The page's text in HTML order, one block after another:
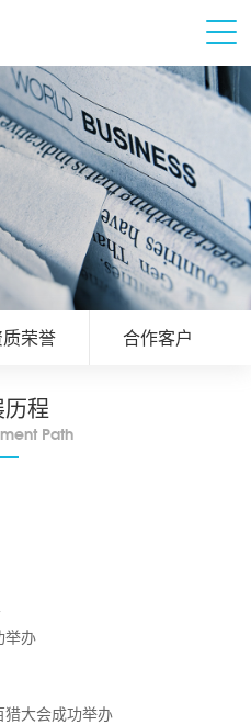
荣誉 合作客户
程
Path
举办
猎大会成功举办